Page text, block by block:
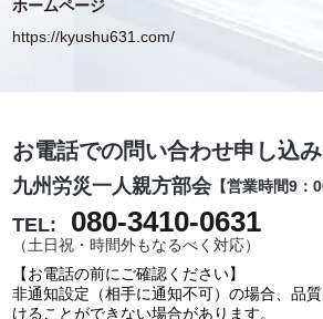
ホームページ
https://kyushu631.com/
お電話での問い合わせ申し込
九州労災一人親方部会【営業時間9：
TEL: 080-3410-0631
（土日祝・時間外もなるべく対応）
【お電話の前にご確認ください】
非通知設定（相手に通知不可）の場合、品
けることができない場合があります。